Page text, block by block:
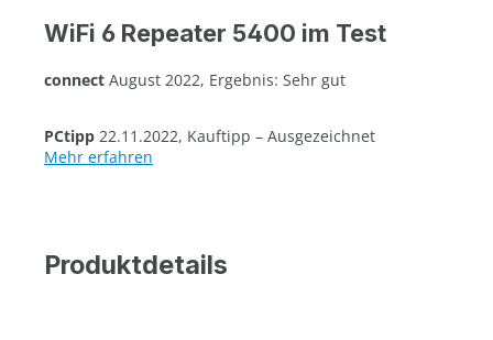
WiFi 6 Repeater 5400 im Test
connect August 2022, Ergebnis: Sehr gut
PCtipp 22.11.2022, Kauftipp – Ausgezeichnet
Mehr erfahren
Produktdetails